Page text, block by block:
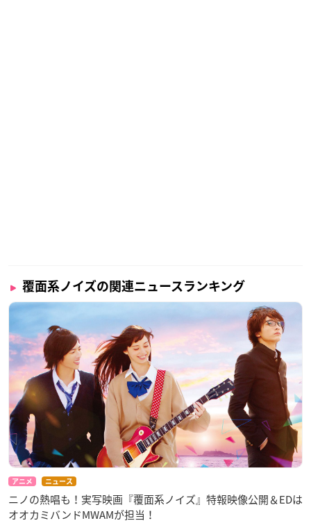
覆面系ノイズの関連ニュースランキング
アニメ ニュース
ニノの熱唱も！実写映画『覆面系ノイズ』特報映像公開＆EDは
オオカミバンドMWAMが担当！